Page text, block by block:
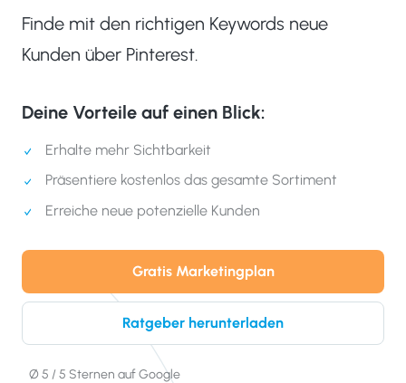
Finde mit den richtigen Keywords neue
Kunden über Pinterest.
Deine Vorteile auf einen Blick:
Erhalte mehr Sichtbarkeit
Präsentiere kostenlos das gesamte Sortiment
Erreiche neue potenzielle Kunden
Gratis Marketingplan
Ratgeber herunterladen
Ø 5 / 5 Sternen auf Google